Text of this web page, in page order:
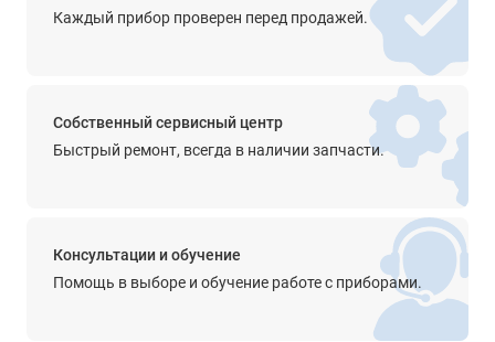
Каждый прибор проверен перед продажей.
Собственный сервисный центр
Быстрый ремонт, всегда в наличии запчасти.
Консультации и обучение
Помощь в выборе и обучение работе с приборами.